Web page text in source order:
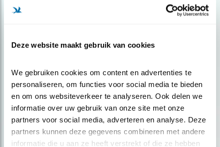
Deze website maakt gebruik van cookies
We gebruiken cookies om content en advertenties te
personaliseren, om functies voor social media te bieden
en om ons websiteverkeer te analyseren. Ook delen we
informatie over uw gebruik van onze site met onze
partners voor social media, adverteren en analyse. Deze
partners kunnen deze gegevens combineren met andere
informatie die u aan ze heeft verstrekt of die ze hebben
Meld je aan en ontvang nieuws, inspiratie, acties en tips
over vogels en activiteiten van Vogelbescherming.